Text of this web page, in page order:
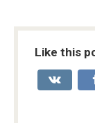
Like this